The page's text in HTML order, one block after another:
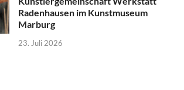
Radenhausen im Kunstmuseum
Marburg
23. Juli 2026